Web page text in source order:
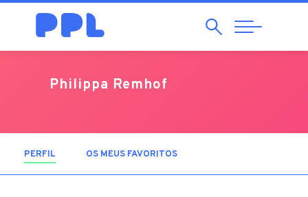
Pesquisar
Abrir
Navegação
Philippa Remhof
PERFIL (SEPARADOR ATIVO)
OS MEUS FAVORITOS